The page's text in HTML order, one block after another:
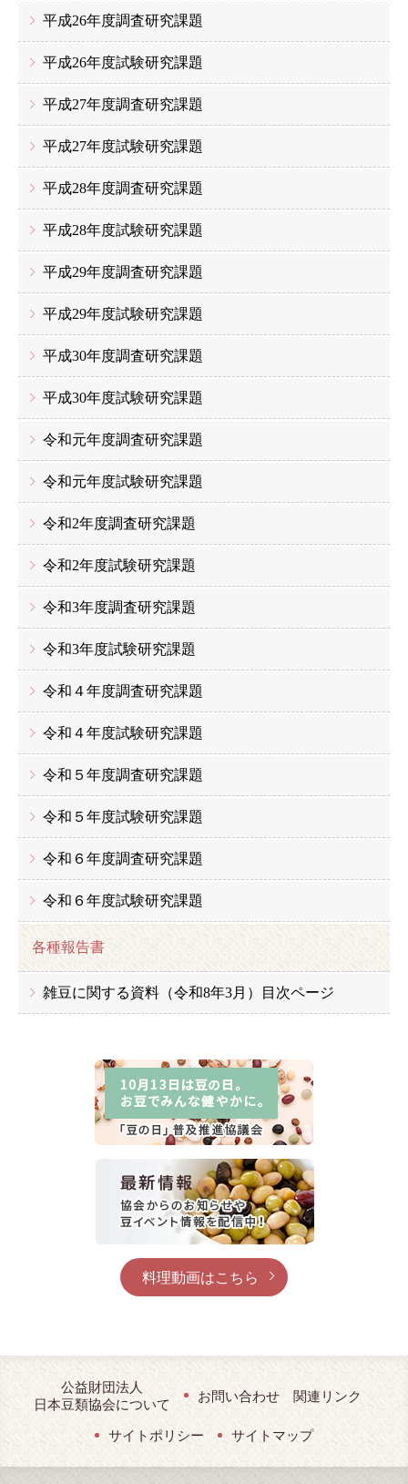
平成26年度調査研究課題
平成26年度試験研究課題
平成27年度調査研究課題
平成27年度試験研究課題
平成28年度調査研究課題
平成28年度試験研究課題
平成29年度調査研究課題
平成29年度試験研究課題
平成30年度調査研究課題
平成30年度試験研究課題
令和元年度調査研究課題
令和元年度試験研究課題
令和2年度調査研究課題
令和2年度試験研究課題
令和3年度調査研究課題
令和3年度試験研究課題
令和４年度調査研究課題
令和４年度試験研究課題
令和５年度調査研究課題
令和５年度試験研究課題
令和６年度調査研究課題
令和６年度試験研究課題
各種報告書
雑豆に関する資料（令和8年3月）目次ページ
料理動画はこちら
公益財団法人
日本豆類協会について
お問い合わせ 関連リンク
サイトポリシー サイトマップ